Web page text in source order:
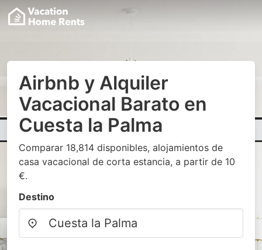
Airbnb y Alquiler
Vacacional Barato en
Cuesta la Palma
Comparar 18,814 disponibles, alojamientos de
casa vacacional de corta estancia, a partir de 10
€.
Destino